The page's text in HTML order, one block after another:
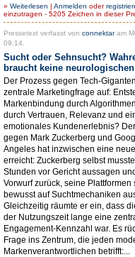
» Weiterlesen | Anmelden oder
einzutragen - 5205 Zeichen in dieser
Pressetext verfasst von connektaram
09:14.
Sucht oder Sehnsucht?
braucht keine
Der Prozess gegen Tech-
zentrale Marketingfrage auf:
Markenbindung durch
durch Vertrauen, Relevanz und
emotionales Kundenerlebnis?
gegen Mark Zuckerberg und
Angeles hat inzwischen eine
erreicht: Zuckerberg selbst
Stunden vor Gericht aussagen
Vorwurf zurück, seine Plattformen
bewusst auf Suchtmechaniken
Gleichzeitig räumte er ein, dass
der Nutzungszeit lange eine
Engagement-Kennzahl war. Es
Frage ins Zentrum, die jeden
Markenverantwortlichen betrifft:...